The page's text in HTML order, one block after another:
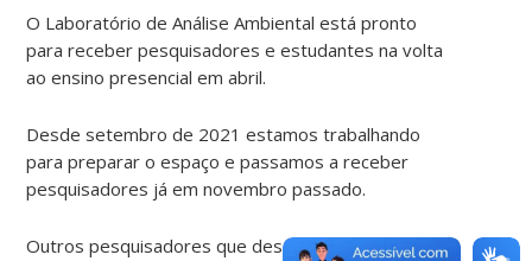
O Laboratório de Análise Ambiental está pronto
para receber pesquisadores e estudantes na volta
ao ensino presencial em abril.
Desde setembro de 2021 estamos trabalhando
para preparar o espaço e passamos a receber
pesquisadores já em novembro passado.
Outros pesquisadores que desenvolvem sua